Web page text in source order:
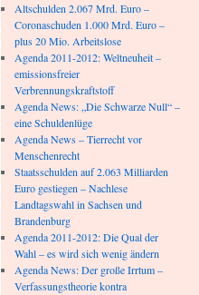
Altschulden 2.067 Mrd. Euro –
Coronaschuden 1.000 Mrd. Euro –
plus 20 Mio. Arbeitslose
Agenda 2011-2012: Weltneuheit –
emissionsfreier
Verbrennungskraftstoff
Agenda News: „Die Schwarze Null“ –
eine Schuldenlüge
Agenda News – Tierrecht vor
Menschenrecht
Staatsschulden auf 2.063 Milliarden
Euro gestiegen – Nachlese
Landtagswahl in Sachsen und
Brandenburg
Agenda 2011-2012: Die Qual der
Wahl – es wird sich wenig ändern
Agenda News: Der große Irrtum –
Verfassungstheorie kontra